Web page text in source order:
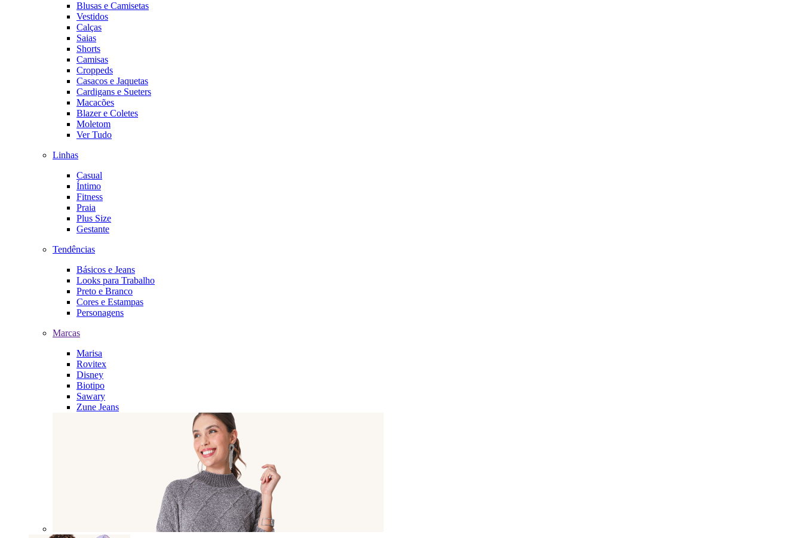
Blusas e Camisetas
Vestidos
Calças
Saias
Shorts
Camisas
Croppeds
Casacos e Jaquetas
Cardigans e Sueters
Macacões
Blazer e Coletes
Moletom
Ver Tudo
Linhas
Casual
Íntimo
Fitness
Praia
Plus Size
Gestante
Tendências
Básicos e Jeans
Looks para Trabalho
Preto e Branco
Cores e Estampas
Personagens
Marcas
Marisa
Rovitex
Disney
Biotipo
Sawary
Zune Jeans